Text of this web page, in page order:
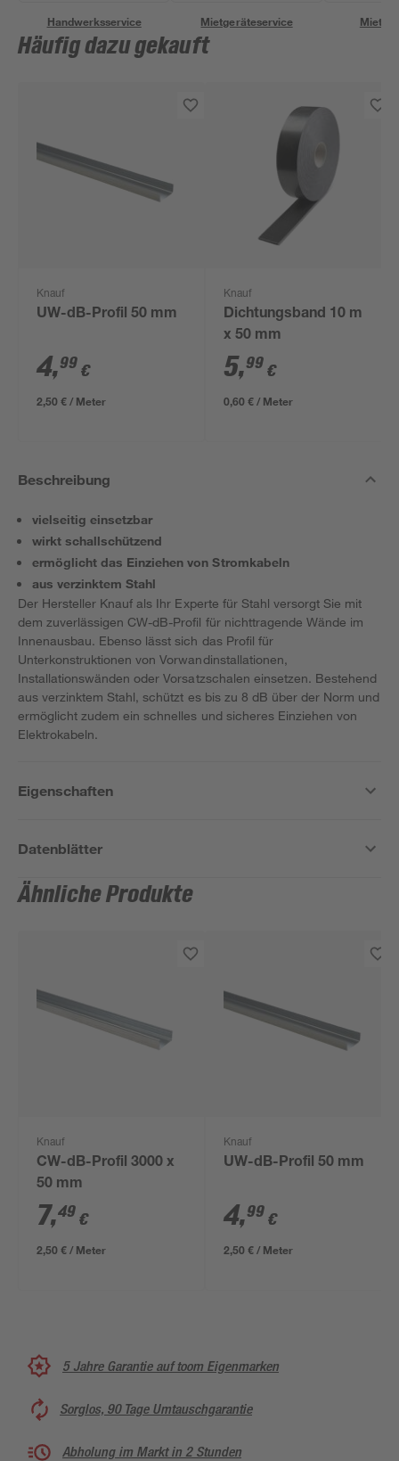
Handwerksservice Mietgeräteservice
Häufig dazu gekauft
Knauf
UW-dB-Profil 50 mm
4,99 €
2,50 € / Meter
Knauf
Dichtungsband 10 m
x 50 mm
5,99 €
0,60 € / Meter
Beschreibung
vielseitig einsetzbar
wirkt schallschützend
ermöglicht das Einziehen von Stromkabeln
aus verzinktem Stahl
Der Hersteller Knauf als Ihr Experte für Stahl versorgt Sie mit
dem zuverlässigen CW-dB-Profil für nichttragende Wände im
Innenausbau. Ebenso lässt sich das Profil für
Unterkonstruktionen von Vorwandinstallationen,
Installationswänden oder Vorsatzschalen einsetzen. Bestehend
aus verzinktem Stahl, schützt es bis zu 8 dB über der Norm und
ermöglicht zudem ein schnelles und sicheres Einziehen von
Elektrokabeln.
Eigenschaften
Datenblätter
Ähnliche Produkte
Knauf
CW-dB-Profil 3000 x
50 mm
7,49 €
2,50 € / Meter
Knauf
UW-dB-Profil 50 mm
4,99 €
2,50 € / Meter
5 Jahre Garantie auf toom Eigenmarken
Sorglos, 90 Tage Umtauschgarantie
Abholung im Markt in 2 Stunden